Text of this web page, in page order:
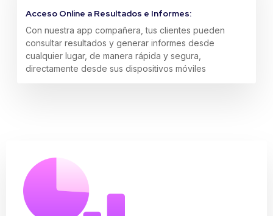
Acceso Online a Resultados e Informes:
Con nuestra app compañera, tus clientes pueden
consultar resultados y generar informes desde
cualquier lugar, de manera rápida y segura,
directamente desde sus dispositivos móviles